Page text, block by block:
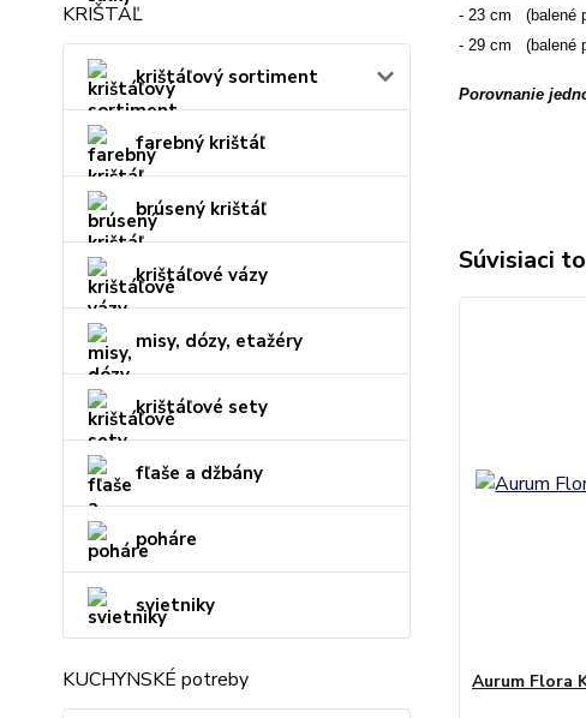
KRIŠTÁĽ
krištáľový sortiment
farebný krištáľ
brúsený krištáľ
krištáľové vázy
misy, dózy, etažéry
krištáľové sety
fľaše a džbány
poháre
svietniky
KUCHYNSKÉ potreby
- 23 cm (balené
- 29 cm (balené
Porovnanie
Súvisiaci
Aurum Flora